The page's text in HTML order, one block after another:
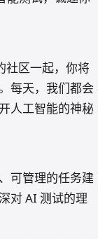
社区一起，你将
每天，我们都会
人工智能的神秘
可管理的任务建
对 AI 测试的理